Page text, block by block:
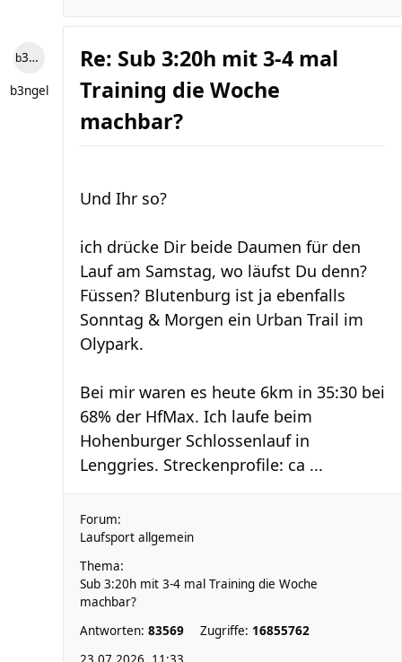
b3ngel
b3ngel
Re: Sub 3:20h mit 3-4 mal
Training die Woche
machbar?
Und Ihr so?
ich drücke Dir beide Daumen für den
Lauf am Samstag, wo läufst Du denn?
Füssen? Blutenburg ist ja ebenfalls
Sonntag & Morgen ein Urban Trail im
Olypark.
Bei mir waren es heute 6km in 35:30 bei
68% der HfMax. Ich laufe beim
Hohenburger Schlossenlauf in
Lenggries. Streckenprofile: ca ...
Forum:
Laufsport allgemein
Thema:
Sub 3:20h mit 3-4 mal Training die Woche
machbar?
Antworten: 83569 Zugriffe: 16855762